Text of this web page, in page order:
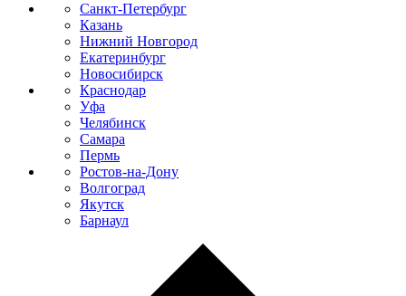
Санкт-Петербург
Казань
Нижний Новгород
Екатеринбург
Новосибирск
Краснодар
Уфа
Челябинск
Самара
Пермь
Ростов-на-Дону
Волгоград
Якутск
Барнаул